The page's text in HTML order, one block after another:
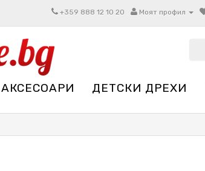
+359 888 12 10 20 Моят профил
АКСЕСОАРИ ДЕТСКИ ДРЕХИ